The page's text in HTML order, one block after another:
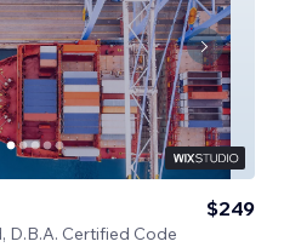
D.B.A. Certified Code
$249